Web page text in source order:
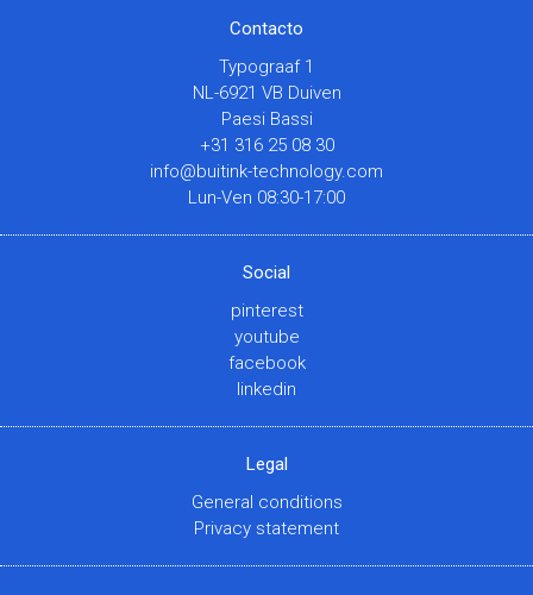
Contacto
Typograaf 1
NL-6921 VB Duiven
Paesi Bassi
+31 316 25 08 30
info@buitink-technology.com
Lun-Ven 08:30-17:00
Social
pinterest
youtube
facebook
linkedin
Legal
General conditions
Privacy statement